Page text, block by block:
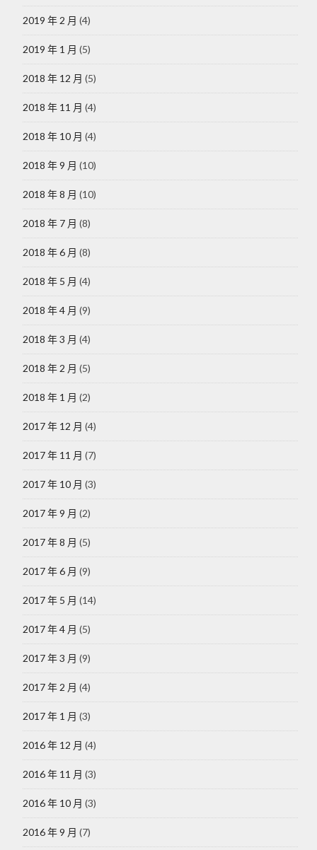
2019 年 2 月 (4)
2019 年 1 月 (5)
2018 年 12 月 (5)
2018 年 11 月 (4)
2018 年 10 月 (4)
2018 年 9 月 (10)
2018 年 8 月 (10)
2018 年 7 月 (8)
2018 年 6 月 (8)
2018 年 5 月 (4)
2018 年 4 月 (9)
2018 年 3 月 (4)
2018 年 2 月 (5)
2018 年 1 月 (2)
2017 年 12 月 (4)
2017 年 11 月 (7)
2017 年 10 月 (3)
2017 年 9 月 (2)
2017 年 8 月 (5)
2017 年 6 月 (9)
2017 年 5 月 (14)
2017 年 4 月 (5)
2017 年 3 月 (9)
2017 年 2 月 (4)
2017 年 1 月 (3)
2016 年 12 月 (4)
2016 年 11 月 (3)
2016 年 10 月 (3)
2016 年 9 月 (7)